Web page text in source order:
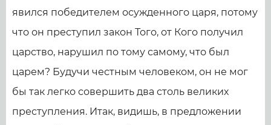
явился победителем осужденного царя, потому
что он преступил закон Того, от Кого получил
царство, нарушил по тому самому, что был
царем? Будучи честным человеком, он не мог
бы так легко совершить два столь великих
преступления. Итак, видишь, в предложении